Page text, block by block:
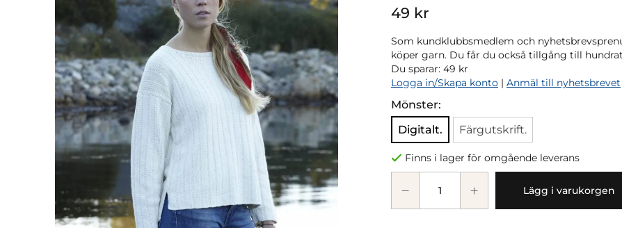
49 kr
Som kundklubbsmedlem och
köper garn. Du får du också tillgång till
Du sparar: 49 kr
Logga in/Skapa konto | Anmäl till nyhetsbrevet
Mönster:
Digitalt.
Färgutskrift.
Finns i lager för omgående leverans
Lägg i varukorgen